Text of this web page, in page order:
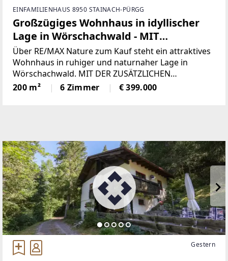
EINFAMILIENHAUS 8950 STAINACH-PÜRGG
Großzügiges Wohnhaus in idyllischer
Lage in Wörschachwald - MIT
ZWEITWOHNSITZEIGNUNG!
Über RE/MAX Nature zum Kauf steht ein attraktives
Wohnhaus in ruhiger und naturnaher Lage in
Wörschachwald. MIT DER ZUSÄTZLICHEN
MÖGLICHKEIT EINEN ZWEITWOHNSITZ ZU
BEGRÜNDEN UND/ODER TOURISTISCHE
200 m² 6 Zimmer € 399.000
Gestern